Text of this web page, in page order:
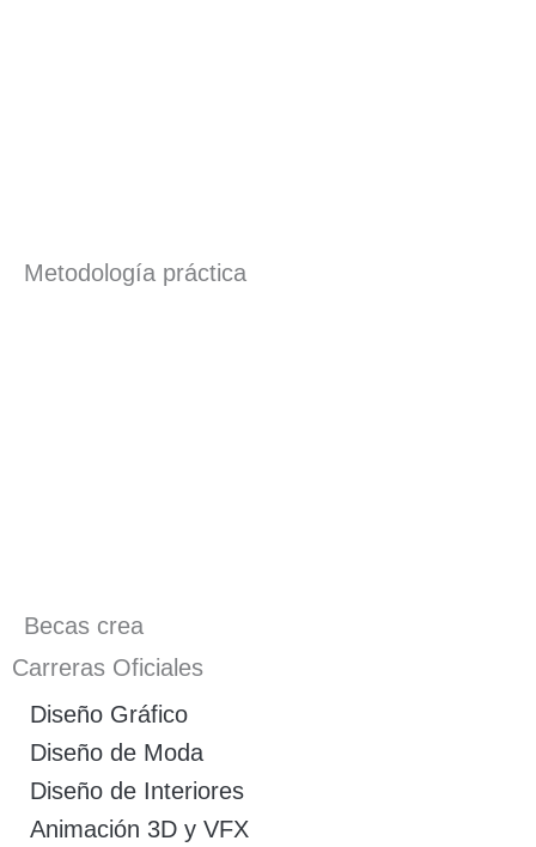
Metodología práctica
Becas crea
Carreras Oficiales
Diseño Gráfico
Diseño de Moda
Diseño de Interiores
Animación 3D y VFX